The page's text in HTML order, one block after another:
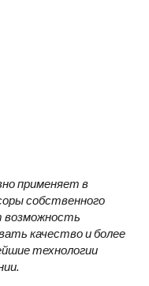
применяет в
собственного
возможность
качество и более
технологии